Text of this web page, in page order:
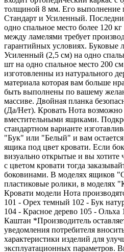
толщиной 8 мм. Его выполнение
Стандарт и Усиленный.
одно спальное место более 120
между ламелями требует
гарантийных условиях. Буковые
Усиленный (2,5 см) на одно
шт на одно спальное место 200
изготовленны из натурального
материала которая вам больше
быть выполнены по вашему
массиве. Двойная планка
(Да/Нет). Кровать Нота возможно
вместительными ящиками.
стандартном варианте
"Бук" или "Белый" и вам остается
ящика под цвет кровати. Если
визуально открытые и вы хотите
с цветом кровати тогда
боковинами. В моделях ящиков
пластиковые ролики, в моделях
Кровати модели Нота
101 - Орех темный 102 - Бук
104 - Красное дерево 105 -
Каштан *Производитель
уведомления потребителя
характеристики изделий для
эксплуатационных параметров.